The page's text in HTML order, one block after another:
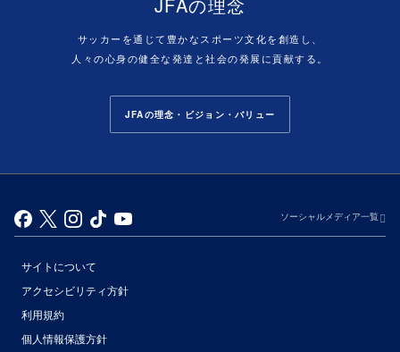
サッカーを通じて豊かなスポーツ文化を創造し、
人々の心身の健全な発達と社会の発展に貢献する。
JFAの理念・ビジョン・バリュー
ソーシャルメディア一覧
サイトについて
アクセシビリティ方針
利用規約
個人情報保護方針